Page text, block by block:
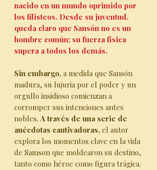
nacido en un mundo oprimido por
los filisteos. Desde su juventud,
queda claro que Sansón no es un
hombre común; su fuerza física
supera a todos los demás.
Sin embargo, a medida que Sansón
madura, su lujuria por el poder y un
orgullo insidioso comienzan a
corromper sus intenciones antes
nobles. A través de una serie de
anécdotas cautivadoras, el autor
explora los momentos clave en la vida
de Samson que moldearon su destino,
tanto como héroe como figura trágica.